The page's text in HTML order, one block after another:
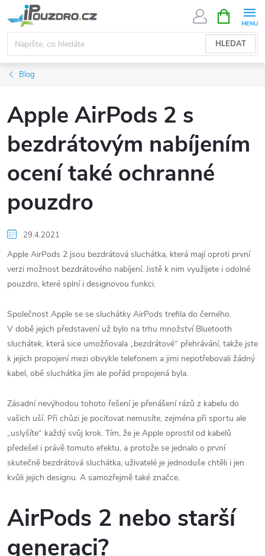
na
obsah
HLEDAT
NÁKUPNÍ
KOŠÍK
Blog
Apple AirPods 2 s
bezdrátovým nabíjením
ocení také ochranné
pouzdro
29.4.2021
Apple AirPods 2 jsou bezdrátová sluchátka, která mají oproti první
verzi možnost bezdrátového nabíjení. Jistě k nim využijete i odolné
pouzdro, které splní i designovou funkci.
Společnost Apple se se sluchátky AirPods trefila do černého.
V době jejich představení už bylo na trhu množství Bluetooth
sluchátek, která sice umožňovala „bezdrátové“ přehrávání, takže jste
k jejich propojení mezi obvykle telefonem a jimi nepotřebovali žádný
kabel, obě sluchátka jím ale pořád propojená byla.
Zásadní nevýhodou tohoto řešení je přenášení rázů z kabelu do
vašich uší. Při chůzi je pociťovat nemusíte, zejména při sportu ale
„uslyšíte“ každý svůj krok. Tím, že je Apple oprostil od kabelů
předešel i právě tomuto efektu, a protože se jednalo o první
skutečně bezdrátová sluchátka, uživatelé je jednoduše chtěli i jen
kvůli jejich designu. A samozřejmě také značce.
AirPods 2 nebo starší
generaci?